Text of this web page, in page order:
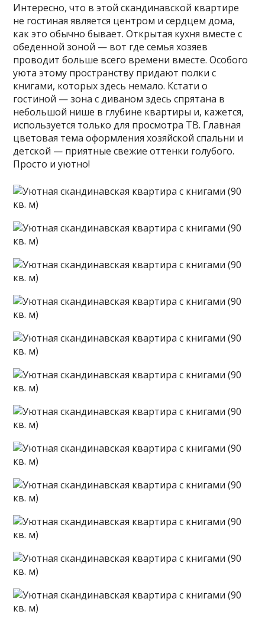
Интересно, что в этой скандинавской квартире
не гостиная является центром и сердцем дома,
как это обычно бывает. Открытая кухня вместе с
обеденной зоной — вот где семья хозяев
проводит больше всего времени вместе. Особого
уюта этому пространству придают полки с
книгами, которых здесь немало. Кстати о
гостиной — зона с диваном здесь спрятана в
небольшой нише в глубине квартиры и, кажется,
используется только для просмотра ТВ. Главная
цветовая тема оформления хозяйской спальни и
детской — приятные свежие оттенки голубого.
Просто и уютно!